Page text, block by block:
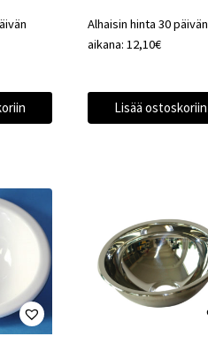
Alhaisin hinta 30 päivän
aikana: 12,10€
Lisää ostoskoriin